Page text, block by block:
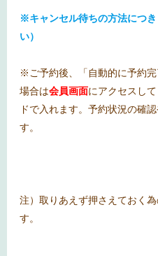
※キャンセル待ちの方法につ
い）
※ご予約後、「自動的に予約
場合は会員画面にアクセスし
ドで入れます。予約状況の確
す。
注）取りあえず押さえておく
す。